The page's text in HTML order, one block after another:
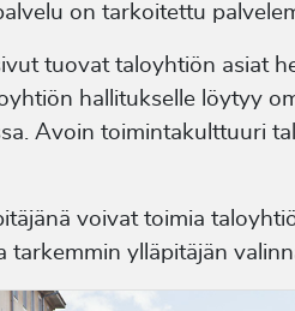
on tarkoitettu
tuovat taloyhtiön asiat
hallitukselle löytyy
Avoin toimintakulttuuri
voivat toimia
tarkemmin ylläpitäjän